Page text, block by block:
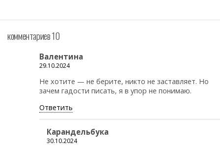
комментариев 10
Валентина
29.10.2024
Не хотите — не берите, никто не заставляет. Но
зачем гадости писать, я в упор не понимаю.
Ответить
Карандельбука
30.10.2024